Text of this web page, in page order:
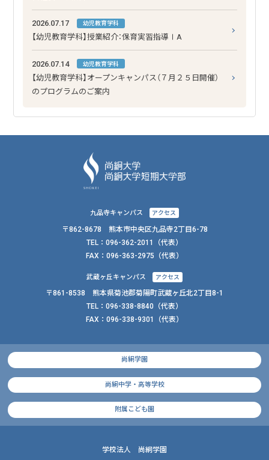
2026.07.17 幼児教育学科
【幼児教育学科】授業紹介：保育実習指導ⅠA
2026.07.14 幼児教育学科
【幼児教育学科】オープンキャンパス（７月２５日開催）
のプログラムのご案内
九品寺キャンパス アクセス
〒862-8678 熊本市中央区九品寺2丁目6-78
TEL： 096-362-2011
（代表）
FAX： 096-363-2975（代表）
武蔵ヶ丘キャンパス アクセス
〒861-8538 熊本県菊池郡菊陽町武蔵ヶ丘北2丁目8-1
TEL： 096-338-8840 （代表）
FAX： 096-338-9301（代表）
尚絅学園
尚絅中学・高等学校
附属こども園
学校法人 尚絅学園